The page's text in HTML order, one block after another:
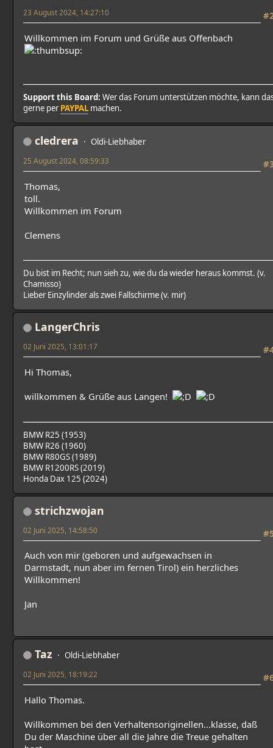
23 August 2024, 14:27:10
Willkommen im Forum und Grüße aus Offenbach
Support this Board: Wer das Forum unterstützen möchte, kann
gerne perPAYPAL machen.
cledrera Oldi-Liebhaber
25 August 2024, 08:59:33
Thomas,
toll.
Willkommen im Forum
Clemens
Du bist im Recht; nun sieh zu, wie du da wieder heraus kommst. (v.
Chamisso)
Lieber Einzylinder als zwei Fallschirme (v. mir)
LangerChris
02 Juni 2025, 13:01:17
Hi Thomas,
willkommen & Grüße aus Langen!
BMW R25 (1953)
BMW R26 (1960)
BMW R80GS (1989)
BMW R1200RS (2019)
Honda Dax 125 (2024)
strichzwojan
02 Juni 2025, 14:58:50
Auch von mir (geboren und aufgewachsen in
Darmstadt, nun aber im fernen Tirol) ein herzliches
Willkommen!
Jan
Taz Oldi-Liebhaber
02 Juni 2025, 18:19:22
Hallo Thomas.
Willkommen bei den Verhaltensoriginellen...klasse, daß
Du der Maschine über all die Jahre die Treue gehalten